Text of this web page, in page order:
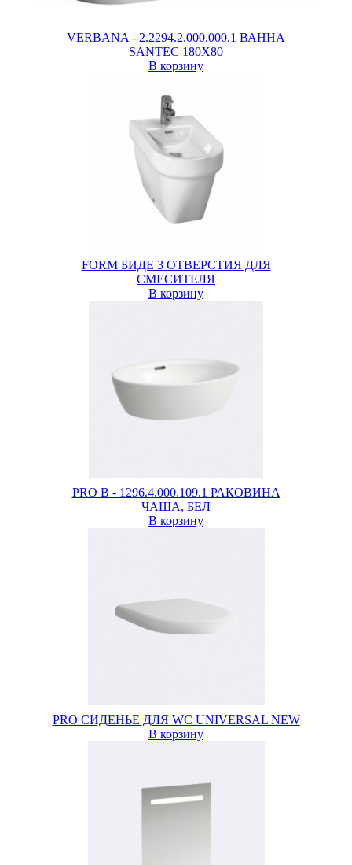
VERBANA - 2.2294.2.000.000.1 ВАННА
SANTEC 180X80
В корзину
FORM БИДЕ 3 ОТВЕРСТИЯ ДЛЯ
СМЕСИТЕЛЯ
В корзину
PRO B - 1296.4.000.109.1 РАКОВИНА
ЧАША, БЕЛ
В корзину
PRO СИДЕНЬЕ ДЛЯ WC UNIVERSAL NEW
В корзину